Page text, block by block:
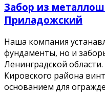
Забор из
Приладожский
Наша компания
фундаменты, но и
Ленинградской
Кировского района
основанием для